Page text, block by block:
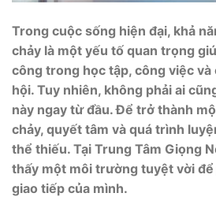
Trong cuộc sống hiện đại, khả
chảy là một yếu tố quan trọng
công trong học tập, công việc và
hội. Tuy nhiên, không phải ai
này ngay từ đầu. Để trở thành
chảy, quyết tâm và quá trình
thể thiếu. Tại Trung Tâm Giọng
thấy một môi trường tuyệt vời
giao tiếp của mình.